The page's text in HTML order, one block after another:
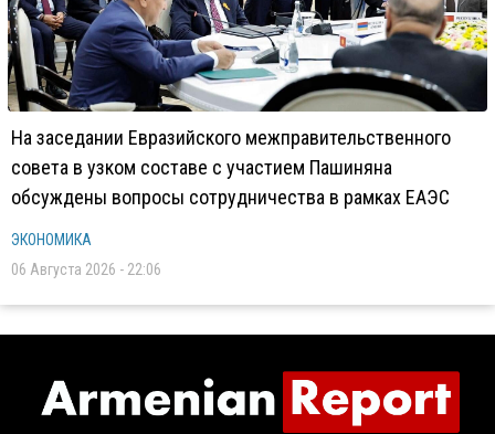
На заседании Евразийского межправительственного
совета в узком составе с участием Пашиняна
обсуждены вопросы сотрудничества в рамках ЕАЭС
ЭКОНОМИКА
06 Августа 2026 - 22:06